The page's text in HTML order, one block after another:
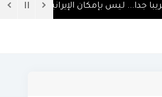
جدا... ليس بإمكان الإيرانيين الصمود